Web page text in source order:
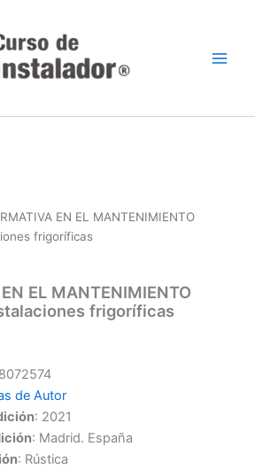
EN EL MANTENIMIENTO
frigoríficas
EL MANTENIMIENTO
frigoríficas
de Autor
: 2021
: Madrid. España
: Rústica